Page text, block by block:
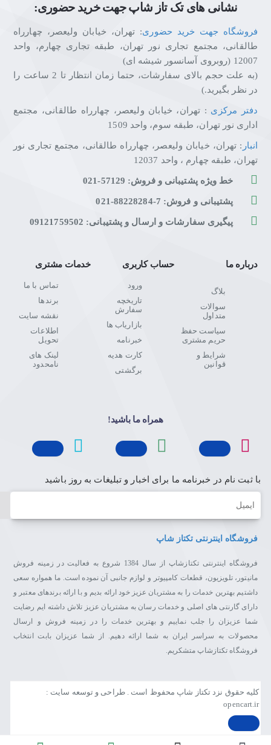
نشانی های تک تاز شاپ جهت خرید حضوری:
فروشگاه جهت خرید حضوری: تهران، خیابان ولیعصر، چهارراه
طالقانی، مجتمع تجاری نور تهران، طبقه تجاری چهارم، واحد
12007 (روبروی آسانسور شیشه ای)
(به علت حجم بالای سفارشات، حتما زمان انتظار تا 2 ساعت را
در نظر بگیرید.)
دفتر مرکزی : تهران، خیابان ولیعصر، چهارراه طالقانی، مجتمع
اداری نور تهران، طبقه سوم، واحد 1509
انبار : تهران، خیابان ولیعصر، چهارراه طالقانی، مجتمع تجاری نور
تهران، طبقه چهارم ، واحد 12037
خط ویژه پشتیبانی و فروش: 57129-021
پشتیبانی و فروش: 7-88228284-021
پیگیری سفارشات و ارسال و پشتیبانی: 09121759502
درباره ما
بلاگ
سوالات
متداول
سیاست حفظ
حریم مشتری
شرایط و
قوانین
حساب کاربری
ورود
تاریخچه
سفارش
بازاریاب ها
خبرنامه
کارت هدیه
برگشتی
خدمات مشتری
تماس با ما
برندها
نقشه سایت
اطلاعات
تحویل
لینک های
نامحدود
همراه ما باشید!
با ثبت نام در خبرنامه ما برای اخبار و تبلیغات به روز باشید
ایمیل
فروشگاه اینترنتی تکتاز شاپ
فروشگاه اینترنتی تکتازشاپ از سال 1384 شروع به فعالیت در زمینه فروش
مانیتور، تلویزیون، قطعات کامپیوتر و لوازم جانبی آن نموده است. ما همواره سعی
داشتیم بهترین خدمات را به مشتریان عزیز خود ارائه بدیم و با ارائه برندهای معتبر و
دارای گارنتی های اصلی و خدمات رسان به مشتریان عزیز تلاش داشته ایم رضایت
شما عزیزان را جلب نماییم و بهترین خدمات را در زمینه فروش و ارسال
محصولات به سراسر ایران به شما ارائه دهیم. از شما عزیزان بابت انتخاب
فروشگاه تکتازشاپ متشکریم.
کلیه حقوق نزد تکتاز شاپ محفوظ است . طراحی و توسعه سایت :
opencart.ir